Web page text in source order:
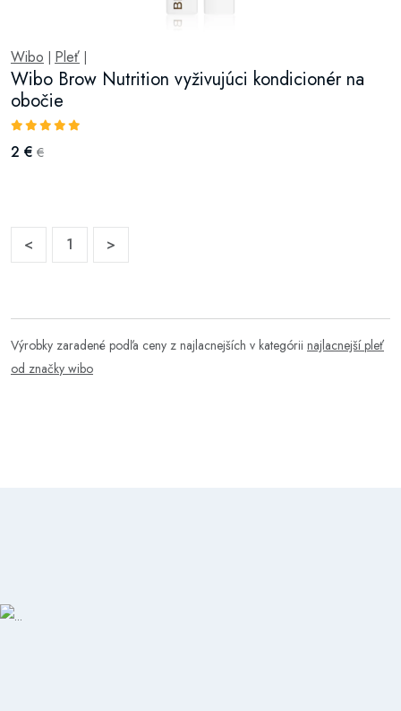
Wibo Pleť
Wibo Brow Nutrition vyživujúci kondicionér na
obočie
2 € €
< 1 >
Výrobky zaradené podľa ceny z najlacnejších v kategórii najlacnejší pleť
od značky wibo